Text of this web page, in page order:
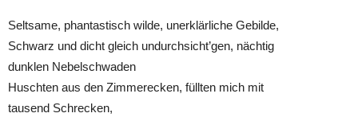
Seltsame, phantastisch wilde, unerklärliche Gebilde,
Schwarz und dicht gleich undurchsicht’gen, nächtig
dunklen Nebelschwaden
Huschten aus den Zimmerecken, füllten mich mit
tausend Schrecken,